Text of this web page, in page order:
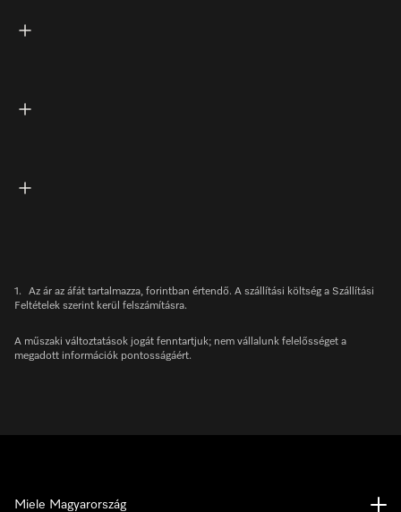
1.
Az ár az áfát tartalmazza, forintban értendő. A szállítási költség a Szállítási
Feltételek szerint kerül felszámításra.
A műszaki változtatások jogát fenntartjuk; nem vállalunk felelősséget a
megadott információk pontosságáért.
Miele Magyarország